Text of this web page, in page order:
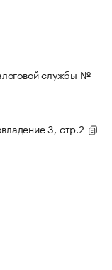
службы №
3, стр.2